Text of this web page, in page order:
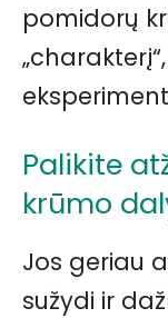
pomidorų
Palikite
krūmo
Jos geriau
sužydi ir